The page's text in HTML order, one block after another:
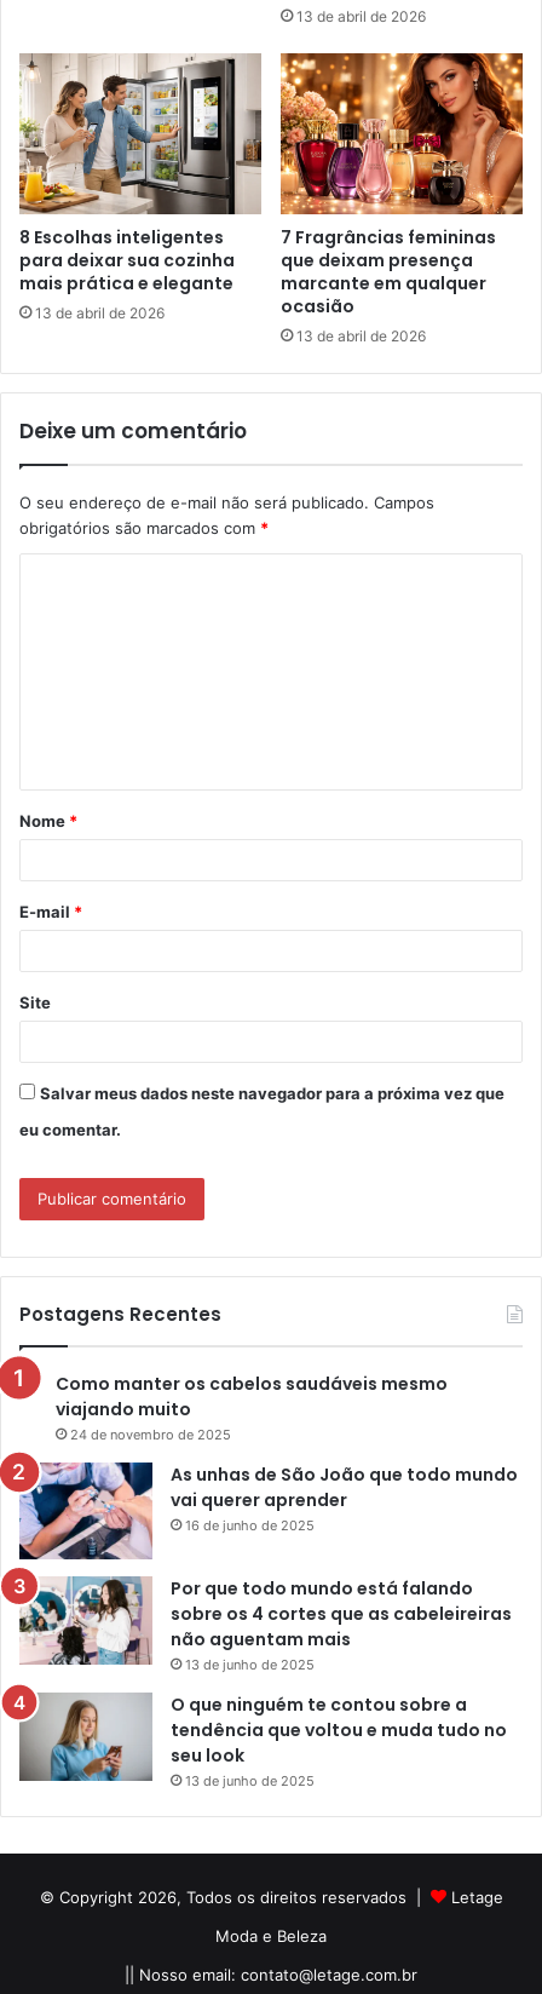
13 de abril de 2026
8 Escolhas inteligentes
para deixar sua cozinha
mais prática e elegante
13 de abril de 2026
7 Fragrâncias femininas
que deixam presença
marcante em qualquer
ocasião
13 de abril de 2026
Deixe um comentário
O seu endereço de e-mail não será publicado. Campos
obrigatórios são marcados com *
á
r
*
Nome *
E-mail *
Site
Salvar meus dados neste navegador para a próxima vez que
eu comentar.
Postagens Recentes
Como manter os cabelos saudáveis mesmo
viajando muito
24 de novembro de 2025
As unhas de São João que todo mundo
vai querer aprender
16 de junho de 2025
Por que todo mundo está falando
sobre os 4 cortes que as cabeleireiras
não aguentam mais
13 de junho de 2025
O que ninguém te contou sobre a
tendência que voltou e muda tudo no
seu look
13 de junho de 2025
© Copyright 2026, Todos os direitos reservados |
Letage
Moda e Beleza
|| Nosso email: contato@letage.com.br